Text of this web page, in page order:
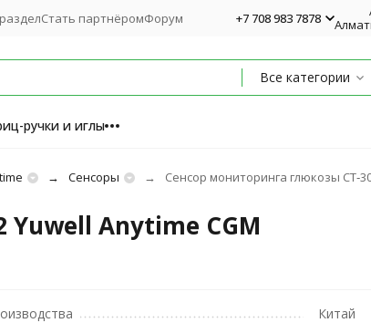
Стать партнёромФорум +7 708 983 7878
Все категории
ручки и иглы
Сенсоры Сенсор мониторинга глюкозы
Yuwell Anytime CGM
Китай